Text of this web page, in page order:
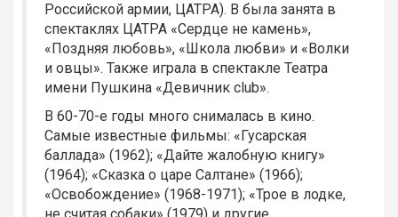
Российской армии, ЦАТРА). В была занята в
спектаклях ЦАТРА «Сердце не камень»,
«Поздняя любовь», «Школа любви» и «Волки
и овцы». Также играла в спектакле Театра
имени Пушкина «Девичник club».
В 60-70-е годы много снималась в кино.
Самые известные фильмы: «Гусарская
баллада» (1962); «Дайте жалобную книгу»
(1964); «Сказка о царе Салтане» (1966);
«Освобождение» (1968-1971); «Трое в лодке,